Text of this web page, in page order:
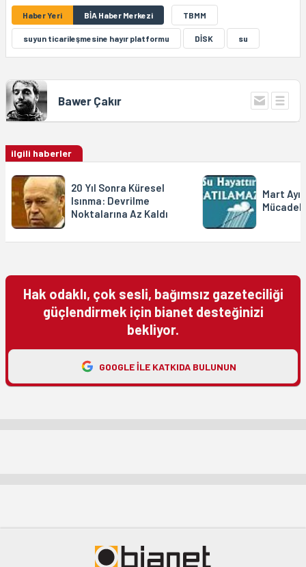
Haber Yeri BİA Haber Merkezi TBMM
suyun ticarileşmesine hayır platformu DİSK su
Bawer Çakır
ilgili haberler
20 Yıl Sonra Küresel
Isınma: Devrilme
Noktalarına Az Kaldı
Mart Ayı
Hak odaklı, çok sesli, bağımsız gazeteciliği
güçlendirmek için bianet desteğinizi
bekliyor.
GOOGLE ILE KATKIDA BULUNUN